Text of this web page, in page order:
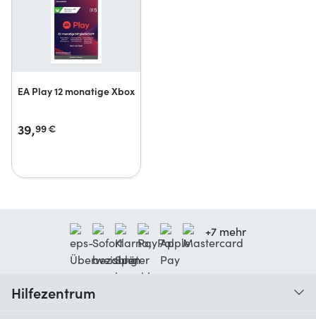
EA Play 12 monatige Xbox
39,99€
+7 mehr
Hilfezentrum